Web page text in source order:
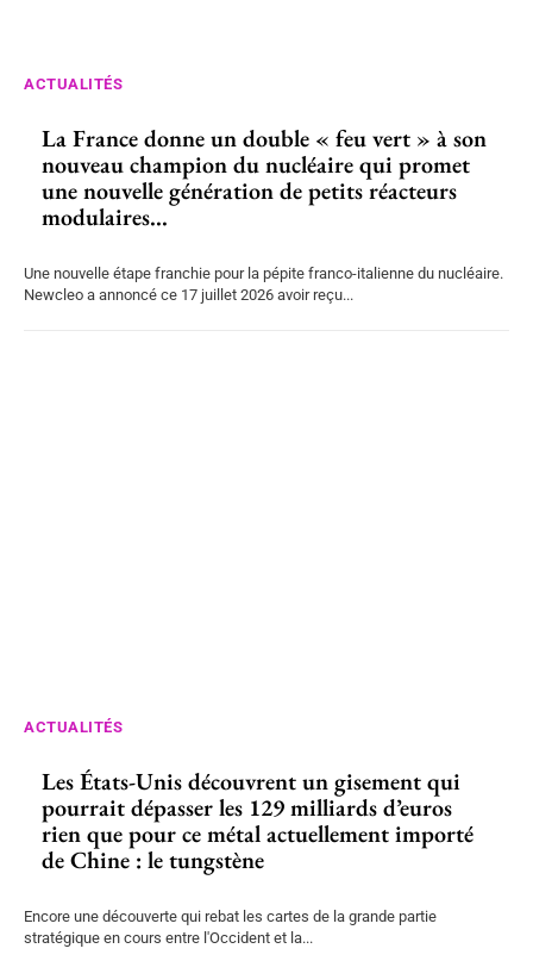
ACTUALITÉS
La France donne un double « feu vert » à son
nouveau champion du nucléaire qui promet
une nouvelle génération de petits réacteurs
modulaires...
Une nouvelle étape franchie pour la pépite franco-italienne du nucléaire.
Newcleo a annoncé ce 17 juillet 2026 avoir reçu...
ACTUALITÉS
Les États-Unis découvrent un gisement qui
pourrait dépasser les 129 milliards d’euros
rien que pour ce métal actuellement importé
de Chine : le tungstène
Encore une découverte qui rebat les cartes de la grande partie
stratégique en cours entre l'Occident et la...